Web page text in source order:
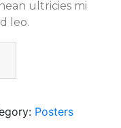
ultricies mi
leo.
Posters